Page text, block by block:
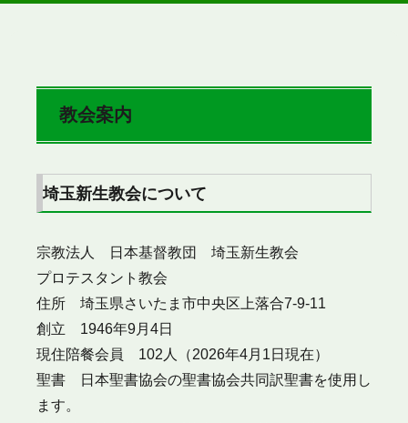
教会案内
埼玉新生教会について
宗教法人 日本基督教団 埼玉新生教会
プロテスタント教会
住所 埼玉県さいたま市中央区上落合7-9-11
創立 1946年9月4日
現住陪餐会員 102人（2026年4月1日現在）
聖書 日本聖書協会の聖書協会共同訳聖書を使用し
ます。